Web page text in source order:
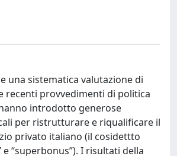
una sistematica valutazione di
recenti provvedimenti di politica
introdotto generose
per ristrutturare e riqualificare il
privato italiano (il cosidettto
e “superbonus”). I risultati della